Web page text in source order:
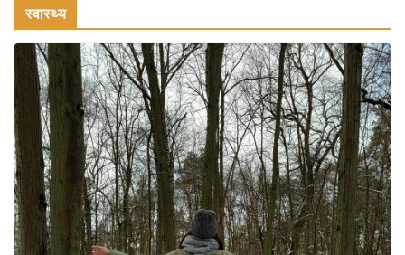
रामेश्वरम यात्रा गाइड: पवित्र तीर्थ स्थल, दर्शन स्थल और पहुंच मार्ग
July 30, 2026 1 Comment
खाने के शौकीनों के लिए कश्मीर के 5 बेहतरीन
स्वादिष्ट व्यंजन
August 6, 2026 1 Comment
स्वास्थ्य